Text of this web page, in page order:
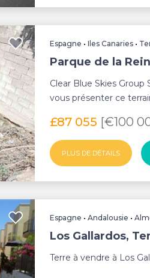
Espagne •Iles Canaries •
Parque de la
Clear Blue Skies Group
vous présenter ce
£87 055 [€100
PLUS DE DÉTAILS
Espagne •Andalousie •
Los Gallardos,
Terre à vendre à Los